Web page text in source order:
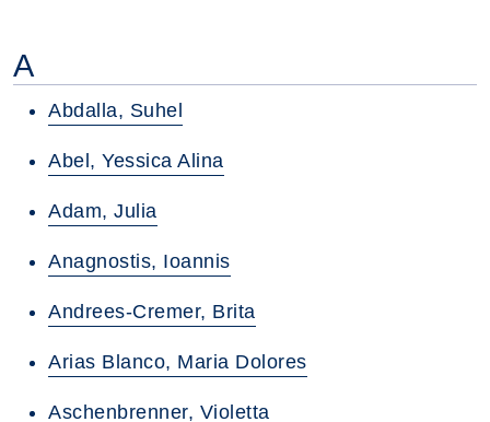
A
Abdalla, Suhel
Abel, Yessica Alina
Adam, Julia
Anagnostis, Ioannis
Andrees-Cremer, Brita
Arias Blanco, Maria Dolores
Aschenbrenner, Violetta